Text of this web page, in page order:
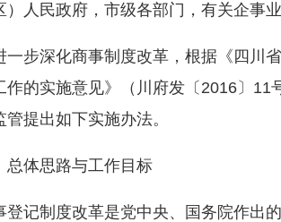
）人民政府，市级各部门，有关企事
深化商事制度改革，根据《四川省
作的实施意见》（川府发〔2016〕11
管提出如下实施办法。
体思路与工作目标
制度改革是党中央、国务院作出的